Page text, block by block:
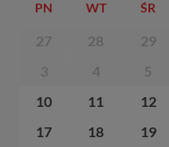
PN WT ŚR
27 28 29
3
4 5
10
11 12
17
18 19